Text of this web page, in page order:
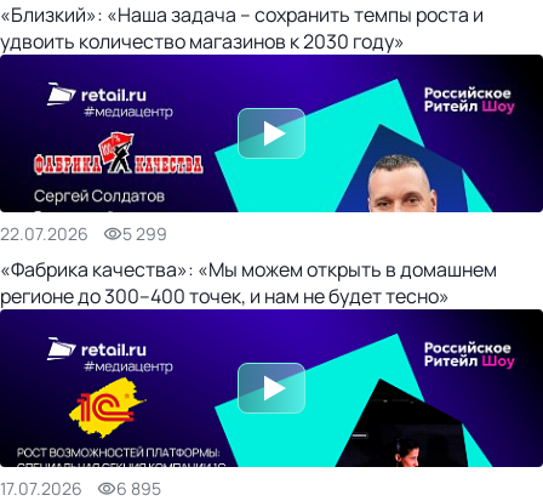
«Близкий»: «Наша задача – сохранить темпы роста и
удвоить количество магазинов к 2030 году»
22.07.2026 5 299
«Фабрика качества»: «Мы можем открыть в домашнем
регионе до 300–400 точек, и нам не будет тесно»
17.07.2026 6 895